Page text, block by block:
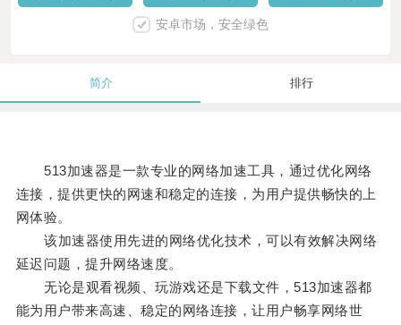
安卓市场，安全绿色
简介 排行
513加速器是一款专业的网络加速工具，通过优化网络
连接，提供更快的网速和稳定的连接，为用户提供畅快的上
网体验。
该加速器使用先进的网络优化技术，可以有效解决网络
延迟问题，提升网络速度。
无论是观看视频、玩游戏还是下载文件，513加速器都
能为用户带来高速、稳定的网络连接，让用户畅享网络世